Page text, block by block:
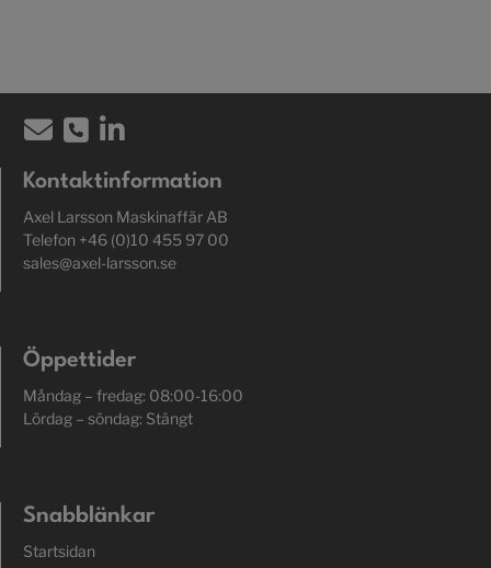
Kontaktinformation
Axel Larsson Maskinaffär AB
Telefon +46 (0)10 455 97 00
sales@axel-larsson.se
Öppettider
Måndag – fredag: 08:00-16:00
Lördag – söndag: Stängt
Snabblänkar
Startsidan